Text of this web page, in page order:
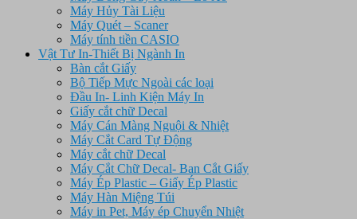
Máy Hủy Tài Liệu
Máy Quét – Scaner
Máy tính tiền CASIO
Vật Tư In-Thiết Bị Ngành In
Bàn cắt Giấy
Bộ Tiếp Mực Ngoài các loại
Đầu In- Linh Kiện Máy In
Giấy cắt chữ Decal
Máy Cán Màng Nguội & Nhiệt
Máy Cắt Card Tự Động
Máy cắt chữ Decal
Máy Cắt Chữ Decal- Ban Cắt Giấy
Máy Ép Plastic – Giấy Ép Plastic
Máy Hàn Miệng Túi
Máy in Pet, Máy ép Chuyển Nhiệt